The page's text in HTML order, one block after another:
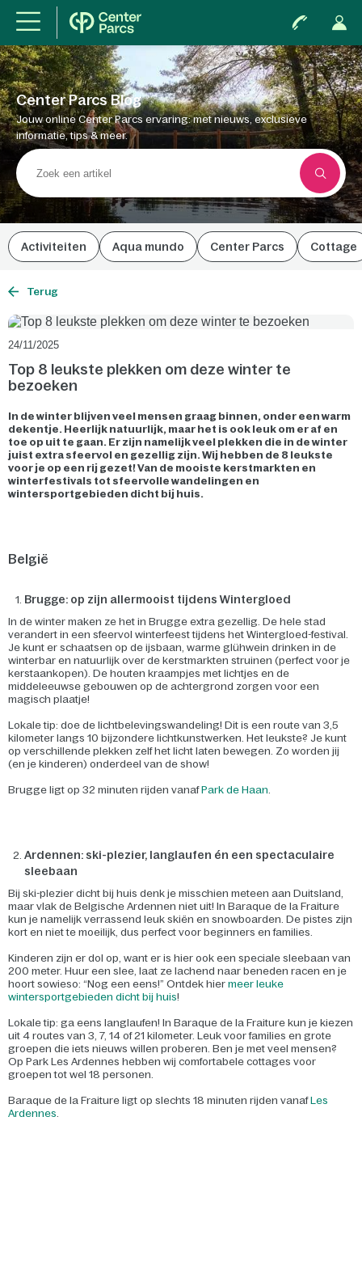
Center Parcs Blog
Jouw online Center Parcs ervaring: met nieuws, exclusieve
informatie, tips & meer.
Activiteiten Aqua mundo Center Parcs Cottage
Terug
24/11/2025
Top 8 leukste plekken om deze winter te
bezoeken
In de winter blijven veel mensen graag binnen, onder een warm
dekentje. Heerlijk natuurlijk, maar het is ook leuk om er af en
toe op uit te gaan. Er zijn namelijk veel plekken die in de winter
juist extra sfeervol en gezellig zijn. Wij hebben de 8 leukste
voor je op een rij gezet! Van de mooiste kerstmarkten en
winterfestivals tot sfeervolle wandelingen en
wintersportgebieden dicht bij huis.
België
Brugge: op zijn allermooist tijdens Wintergloed
In de winter maken ze het in Brugge extra gezellig. De hele stad
verandert in een sfeervol winterfeest tijdens het Wintergloed-festival.
Je kunt er schaatsen op de ijsbaan, warme glühwein drinken in de
winterbar en natuurlijk over de kerstmarkten struinen (perfect voor je
kerstaankopen). De houten kraampjes met lichtjes en de
middeleeuwse gebouwen op de achtergrond zorgen voor een
magisch plaatje!
Lokale tip: doe de lichtbelevingswandeling! Dit is een route van 3,5
kilometer langs 10 bijzondere lichtkunstwerken. Het leukste? Je kunt
op verschillende plekken zelf het licht laten bewegen. Zo worden jij
(en je kinderen) onderdeel van de show!
Brugge ligt op 32 minuten rijden vanafPark de Haan.
Ardennen: ski-plezier, langlaufen én een spectaculaire
sleebaan
Bij ski-plezier dicht bij huis denk je misschien meteen aan Duitsland,
maar vlak de Belgische Ardennen niet uit! In Baraque de la Fraiture
kun je namelijk verrassend leuk skiën en snowboarden. De pistes zijn
kort en niet te moeilijk, dus perfect voor beginners en families.
Kinderen zijn er dol op, want er is hier ook een speciale sleebaan van
200 meter. Huur een slee, laat ze lachend naar beneden racen en je
hoort sowieso: “Nog een eens!” Ontdek hier meer leuke
wintersportgebieden dicht bij huis!
Lokale tip: ga eens langlaufen! In Baraque de la Fraiture kun je kiezen
uit 4 routes van 3, 7, 14 of 21 kilometer. Leuk voor families en grote
groepen die iets nieuws willen proberen. Ben je met veel mensen?
Op Park Les Ardennes hebben wij comfortabele cottages voor
groepen tot wel 18 personen.
Baraque de la Fraiture ligt op slechts 18 minuten rijden vanafLes
Ardennes.